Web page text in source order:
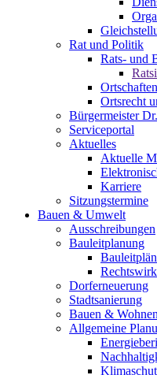
Rat und Politik
Rats- und
Ortsrecht
Bürgermeister
Serviceportal
Aktuelles
Aktuelle
Karriere
Sitzungstermine
Bauen & Umwelt
Ausschreibungen
Bauleitplanung
Dorferneuerung
Stadtsanierung
Bauen & Wohnen
Allgemeine